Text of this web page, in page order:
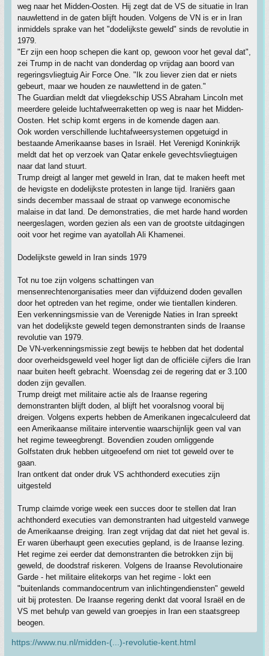
weg naar het Midden-Oosten. Hij zegt dat de VS de situatie in Iran
nauwlettend in de gaten blijft houden. Volgens de VN is er in Iran
inmiddels sprake van het "dodelijkste geweld" sinds de revolutie in
1979.
"Er zijn een hoop schepen die kant op, gewoon voor het geval dat",
zei Trump in de nacht van donderdag op vrijdag aan boord van
regeringsvliegtuig Air Force One. "Ik zou liever zien dat er niets
gebeurt, maar we houden ze nauwlettend in de gaten."
The Guardian meldt dat vliegdekschip USS Abraham Lincoln met
meerdere geleide luchtafweerraketten op weg is naar het Midden-
Oosten. Het schip komt ergens in de komende dagen aan.
Ook worden verschillende luchtafweersystemen opgetuigd in
bestaande Amerikaanse bases in Israël. Het Verenigd Koninkrijk
meldt dat het op verzoek van Qatar enkele gevechtsvliegtuigen
naar dat land stuurt.
Trump dreigt al langer met geweld in Iran, dat te maken heeft met
de hevigste en dodelijkste protesten in lange tijd. Iraniërs gaan
sinds december massaal de straat op vanwege economische
malaise in dat land. De demonstraties, die met harde hand worden
neergeslagen, worden gezien als een van de grootste uitdagingen
ooit voor het regime van ayatollah Ali Khamenei.
Dodelijkste geweld in Iran sinds 1979
Tot nu toe zijn volgens schattingen van
mensenrechtenorganisaties meer dan vijfduizend doden gevallen
door het optreden van het regime, onder wie tientallen kinderen.
Een verkenningsmissie van de Verenigde Naties in Iran spreekt
van het dodelijkste geweld tegen demonstranten sinds de Iraanse
revolutie van 1979.
De VN-verkenningsmissie zegt bewijs te hebben dat het dodental
door overheidsgeweld veel hoger ligt dan de officiële cijfers die Iran
naar buiten heeft gebracht. Woensdag zei de regering dat er 3.100
doden zijn gevallen.
Trump dreigt met militaire actie als de Iraanse regering
demonstranten blijft doden, al blijft het vooralsnog vooral bij
dreigen. Volgens experts hebben de Amerikanen ingecalculeerd dat
een Amerikaanse militaire interventie waarschijnlijk geen val van
het regime teweegbrengt. Bovendien zouden omliggende
Golfstaten druk hebben uitgeoefend om niet tot geweld over te
gaan.
Iran ontkent dat onder druk VS achthonderd executies zijn
uitgesteld
Trump claimde vorige week een succes door te stellen dat Iran
achthonderd executies van demonstranten had uitgesteld vanwege
de Amerikaanse dreiging. Iran zegt vrijdag dat dat niet het geval is.
Er waren überhaupt geen executies gepland, is de Iraanse lezing.
Het regime zei eerder dat demonstranten die betrokken zijn bij
geweld, de doodstraf riskeren. Volgens de Iraanse Revolutionaire
Garde - het militaire elitekorps van het regime - lokt een
"buitenlands commandocentrum van inlichtingendiensten" geweld
uit bij protesten. De Iraanse regering denkt dat vooral Israël en de
VS met behulp van geweld van groepjes in Iran een staatsgreep
beogen.
https://www.nu.nl/midden-(...)-revolutie-kent.html